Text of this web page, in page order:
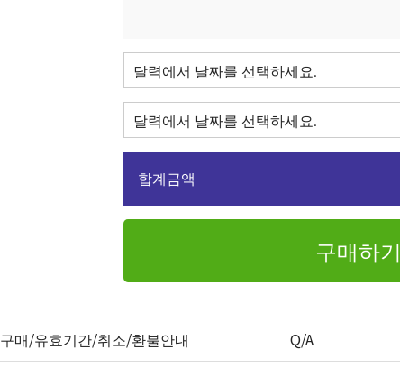
합계금액
구매하기
구매/유효기간/취소/환불안내 Q/A